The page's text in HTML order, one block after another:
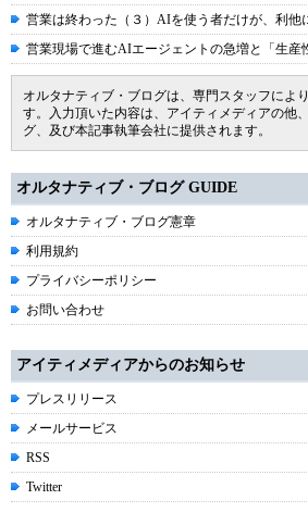
営業は終わった（３）AIを使う者だけが、利他
営業現場で進むAIエージェントの急増と「生産
オルタナティブ・ブログは、専門スタッフによ
す。入力頂いた内容は、アイティメディアの他
グ、及び本記事執筆会社に提供されます。
オルタナティブ・ブログ GUIDE
オルタナティブ・ブログ憲章
利用規約
プライバシーポリシー
お問い合わせ
アイティメディアからのお知らせ
プレスリリース
メールサービス
RSS
Twitter